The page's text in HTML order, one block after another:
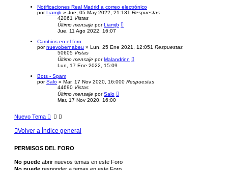
Notificaciones Real Madrid a correo electrónico
por Liamjb » Jue, 05 May 2022, 21:131 Respuestas
42061 Vistas
Último mensaje por Liamjb
Jue, 11 Ago 2022, 16:07
Cambios en el foro
pornuevobernabeu » Lun, 25 Ene 2021, 12:051 Respuestas
50605 Vistas
Último mensaje por Malandrinn
Lun, 17 Ene 2022, 15:09
Bots - Spam
porSalo » Mar, 17 Nov 2020, 16:000 Respuestas
44690 Vistas
Último mensaje porSalo
Mar, 17 Nov 2020, 16:00
Nuevo Tema
Volver a Índice general
PERMISOS DEL FORO
No puede abrir nuevos temas en este Foro